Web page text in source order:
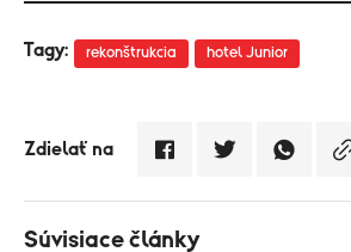
Tagy: rekonštrukcia hotel Junior
Zdielať na
Súvisiace články